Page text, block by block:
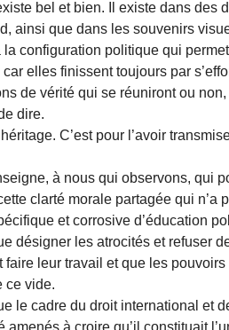
bel et bien. Il existe dans
ainsi que dans les souvenirs
la configuration politique qui
elles finissent toujours par
de vérité qui se réuniront ou
dire.
C’est pour l’avoir
à nous qui observons, qui
clarté morale partagée qui n’a
et corrosive d’éducation
désigner les atrocités et refuser
faire leur travail et que les
ce vide.
le cadre du droit international et